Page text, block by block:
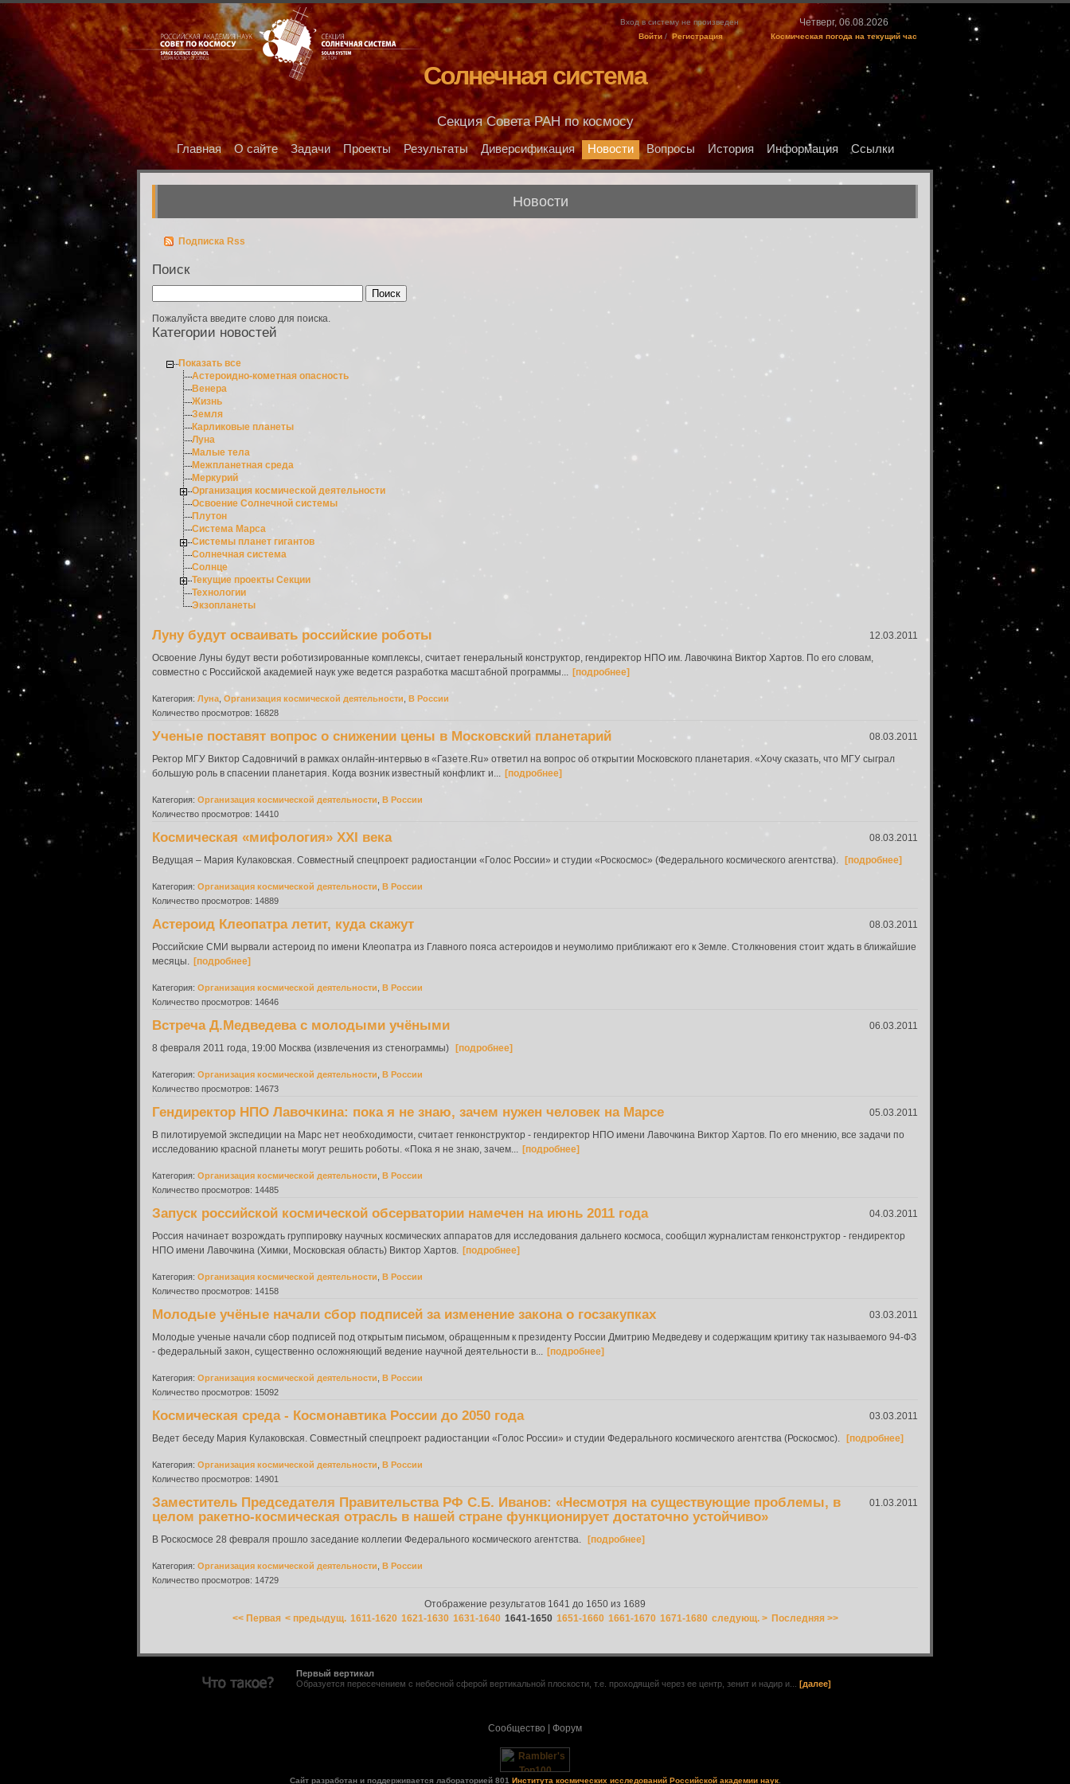
Четверг, 06.08.2026
Космическая погода на текущий час
Вход в систему не произведен
Войти / Регистрация
Солнечная система
Секция Совета РАН по космосу
Главная О сайте Задачи Проекты Результаты Диверсификация Новости Вопросы История Информация Ссылки
Новости
Подписка Rss
Поиск
Пожалуйста введите слово для поиска.
Категории новостей
Показать все
Астероидно-кометная опасность
Венера
Жизнь
Земля
Карликовые планеты
Луна
Малые тела
Межпланетная среда
Меркурий
Организация космической деятельности
Освоение Солнечной системы
Плутон
Система Марса
Системы планет гигантов
Солнечная система
Солнце
Текущие проекты Секции
Технологии
Экзопланеты
12.03.2011
Луну будут осваивать российские роботы
Освоение Луны будут вести роботизированные комплексы, считает генеральный конструктор, гендиректор НПО им. Лавочкина Виктор Хартов. По его словам,
совместно с Российской академией наук уже ведется разработка масштабной программы... [подробнее]
Категория: Луна Организация космической деятельности В России
Количество просмотров: 16828
08.03.2011
Ученые поставят вопрос о снижении цены в Московский планетарий
Ректор МГУ Виктор Садовничий в рамках онлайн-интервью в «Газете.Ru» ответил на вопрос об открытии Московского планетария. «Хочу сказать, что МГУ сыграл
большую роль в спасении планетария. Когда возник известный конфликт и... [подробнее]
Категория: Организация космической деятельности В России
Количество просмотров: 14410
08.03.2011
Космическая «мифология» XXI века
Ведущая – Мария Кулаковская. Совместный спецпроект радиостанции «Голос России» и студии «Роскосмос» (Федерального космического агентства). [подробнее]
Категория: Организация космической деятельности В России
Количество просмотров: 14889
08.03.2011
Астероид Клеопатра летит, куда скажут
Российские СМИ вырвали астероид по имени Клеопатра из Главного пояса астероидов и неумолимо приближают его к Земле. Столкновения стоит ждать в ближайшие
месяцы. [подробнее]
Категория: Организация космической деятельности В России
Количество просмотров: 14646
06.03.2011
Встреча Д.Медведева с молодыми учёными
8 февраля 2011 года, 19:00 Москва (извлечения из стенограммы) [подробнее]
Категория: Организация космической деятельности В России
Количество просмотров: 14673
05.03.2011
Гендиректор НПО Лавочкина: пока я не знаю, зачем нужен человек на Марсе
В пилотируемой экспедиции на Марс нет необходимости, считает генконструктор - гендиректор НПО имени Лавочкина Виктор Хартов. По его мнению, все задачи по
исследованию красной планеты могут решить роботы. «Пока я не знаю, зачем... [подробнее]
Категория: Организация космической деятельности В России
Количество просмотров: 14485
04.03.2011
Запуск российской космической обсерватории намечен на июнь 2011 года
Россия начинает возрождать группировку научных космических аппаратов для исследования дальнего космоса, сообщил журналистам генконструктор - гендиректор
НПО имени Лавочкина (Химки, Московская область) Виктор Хартов. [подробнее]
Категория: Организация космической деятельности В России
Количество просмотров: 14158
03.03.2011
Молодые учёные начали сбор подписей за изменение закона о госзакупках
Молодые ученые начали сбор подписей под открытым письмом, обращенным к президенту России Дмитрию Медведеву и содержащим критику так называемого 94-ФЗ
- федеральный закон, существенно осложняющий ведение научной деятельности в... [подробнее]
Категория: Организация космической деятельности В России
Количество просмотров: 15092
03.03.2011
Космическая среда - Космонавтика России до 2050 года
Ведет беседу Мария Кулаковская. Совместный спецпроект радиостанции «Голос России» и студии Федерального космического агентства (Роскосмос). [подробнее]
Категория: Организация космической деятельности В России
Количество просмотров: 14901
01.03.2011
Заместитель Председателя Правительства РФ С.Б. Иванов: «Несмотря на существующие проблемы, в
целом ракетно-космическая отрасль в нашей стране функционирует достаточно устойчиво»
В Роскосмосе 28 февраля прошло заседание коллегии Федерального космического агентства. [подробнее]
Категория: Организация космической деятельности В России
Количество просмотров: 14729
Отображение результатов 1641 до 1650 из 1689
<< Первая < предыдущ. 1611-1620 1621-1630 1631-1640 1641-1650 1651-1660 1661-1670 1671-1680 следующ. > Последняя >>
Первый вертикал
Образуется пересечением с небесной сферой вертикальной плоскости, т.е. проходящей через ее центр, зенит и надир и... [далее]
Сообщество Форум
Сайт разработан и поддерживается лабораторией 801 Института космических исследований Российской академии наук.